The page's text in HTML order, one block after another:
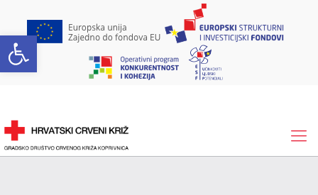
Open toolbar